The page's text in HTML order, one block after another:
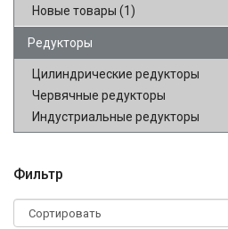
Новые товары (1)
Редукторы
Цилиндрические редукторы
Червячные редукторы
Индустриальные редукторы
Фильтр